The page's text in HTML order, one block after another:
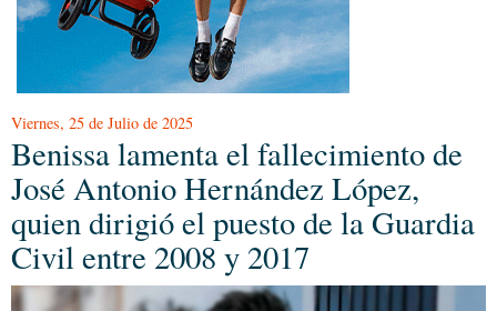
Viernes, 25 de Julio de 2025
Benissa lamenta el fallecimiento de
José Antonio Hernández López,
quien dirigió el puesto de la Guardia
Civil entre 2008 y 2017